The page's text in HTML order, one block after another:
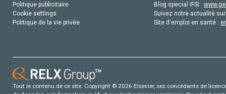
Politique publicitaire
Cookie settings
Politique de la vie privée
Blog special IFSI :
Suivez notre actualité
Site d'emploi en santé :
Tout le contenu de ce site: Copyright © 2026 Elsevier, ses concédants de